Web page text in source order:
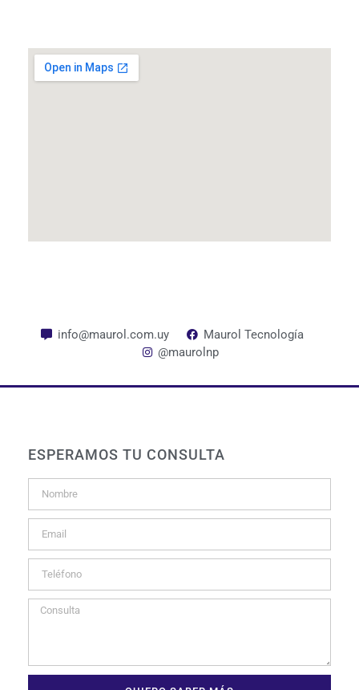
info@maurol.com.uy
Maurol Tecnología
@maurolnp
ESPERAMOS TU CONSULTA